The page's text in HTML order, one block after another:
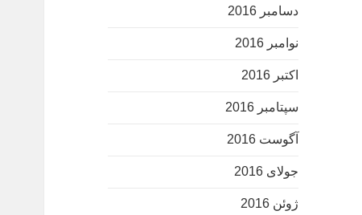
دسامبر 2016
نوامبر 2016
اکتبر 2016
سپتامبر 2016
آگوست 2016
جولای 2016
ژوئن 2016